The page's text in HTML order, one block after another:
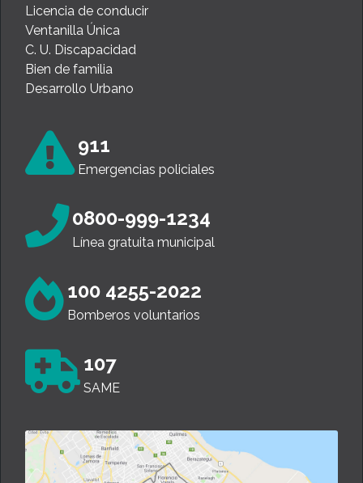
Licencia de conducir
Ventanilla Única
C. U. Discapacidad
Bien de familia
Desarrollo Urbano
911
Emergencias policiales
0800-999-1234
Línea gratuita municipal
100 4255-2022
Bomberos voluntarios
107
SAME